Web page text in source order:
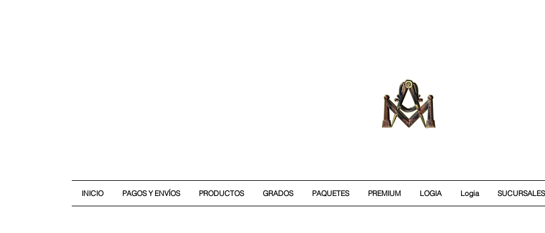
INICIO PAGOS Y ENVÍOS PRODUCTOS GRADOS PAQUETES PREMIUM LOGIA Logia SUCURSALES